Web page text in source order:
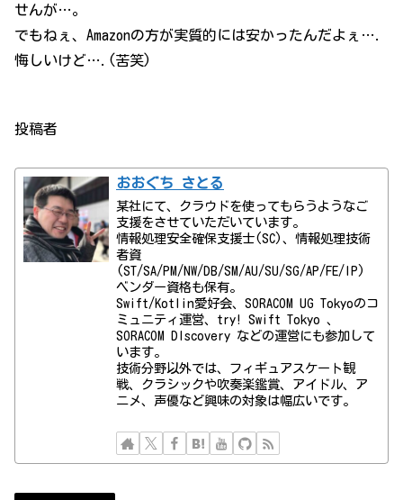
せんが…。
でもねぇ、Amazonの方が実質的には安かったんだよぇ….
悔しいけど….(苦笑)
投稿者
おおぐち さとる
某社にて、クラウドを使ってもらうようなご
支援をさせていただいています。
情報処理安全確保支援士(SC)、情報処理技術
者資
(ST/SA/PM/NW/DB/SM/AU/SU/SG/AP/FE/IP)
ベンダー資格も保有。
Swift/Kotlin愛好会、SORACOM UG Tokyoのコ
ミュニティ運営、try! Swift Tokyo 、
SORACOM DIscovery などの運営にも参加して
います。
技術分野以外では、フィギュアスケート観
戦、クラシックや吹奏楽鑑賞、アイドル、ア
ニメ、声優など興味の対象は幅広いです。